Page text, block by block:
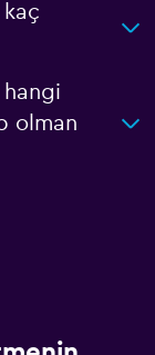
olman